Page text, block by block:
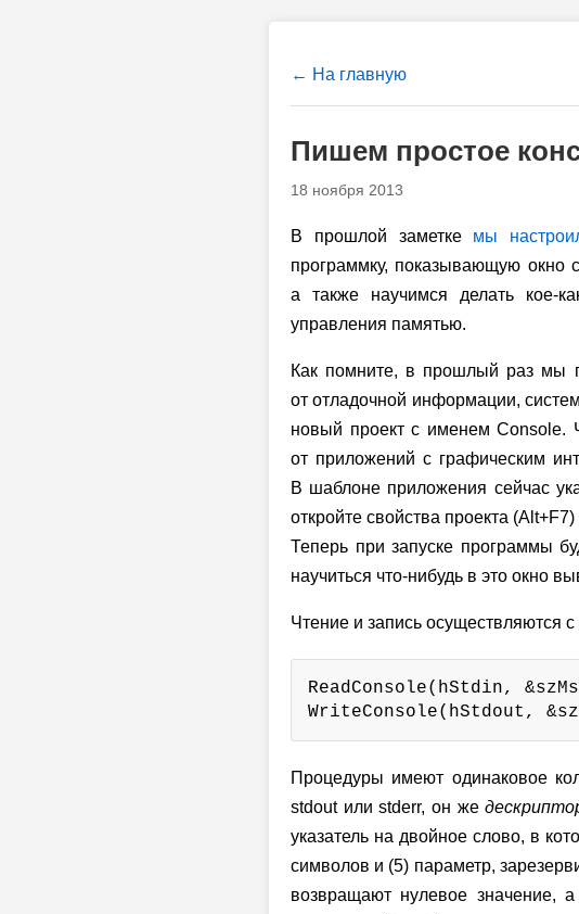
← На главную
Пишем простое
18 ноября 2013
В прошлой заметке мы
программку, показывающую
а также научимся делать кое-
управления памятью.
Как помните, в прошлый раз мы
от отладочной информации,
новый проект с именем Console.
от приложений с графическим
В шаблоне приложения сейчас
откройте свойства проекта
Теперь при запуске программы
научиться что-нибудь в это окно
Чтение и запись осуществляются
ReadConsole(hStdin,
WriteConsole(hStdout,
Процедуры имеют одинаковое
stdout или stderr, он же
указатель на двойное слово, в
символов и (5) параметр,
возвращают нулевое значение,